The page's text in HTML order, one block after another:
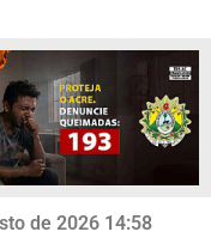
de 2026 14:58